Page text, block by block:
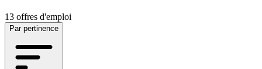
13 offres d'emploi
Par pertinence